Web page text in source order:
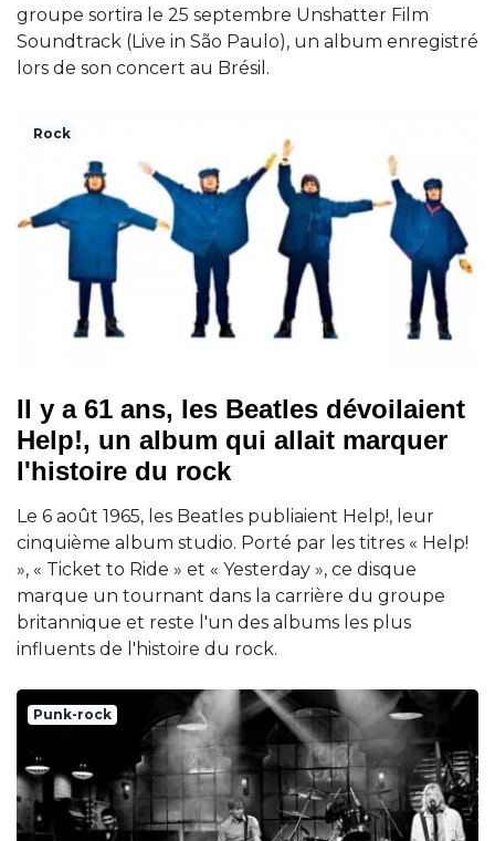
groupe sortira le 25 septembre Unshatter Film
Soundtrack (Live in São Paulo), un album enregistré
lors de son concert au Brésil.
Rock
Il y a 61 ans, les Beatles dévoilaient
Help!, un album qui allait marquer
l'histoire du rock
Le 6 août 1965, les Beatles publiaient Help!, leur
cinquième album studio. Porté par les titres « Help!
», « Ticket to Ride » et « Yesterday », ce disque
marque un tournant dans la carrière du groupe
britannique et reste l'un des albums les plus
influents de l'histoire du rock.
Punk-rock